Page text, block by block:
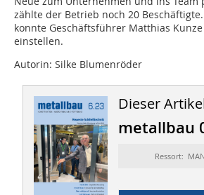
zählte der Betrieb noch 20
konnte Geschäftsführer Matthias
einstellen.
Autorin: Silke Blumenröder
Dieser
metallbau
Ressort: